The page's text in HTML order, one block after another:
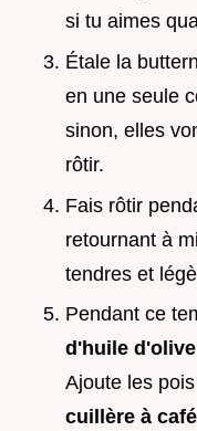
si tu aimes
Étale la
en une seule
sinon, elles
rôtir.
Fais rôtir
retournant à
tendres et
Pendant ce
d'huile d'olive
Ajoute les
cuillère à